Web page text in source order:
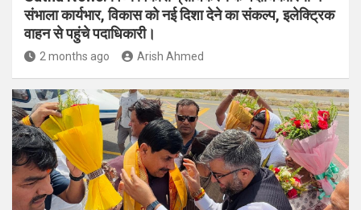
संभाला कार्यभार, विकास को नई दिशा देने का संकल्प, इलेक्ट्रिक
वाहन से पहुंचे पदाधिकारी।
2 months ago Arish Ahmed